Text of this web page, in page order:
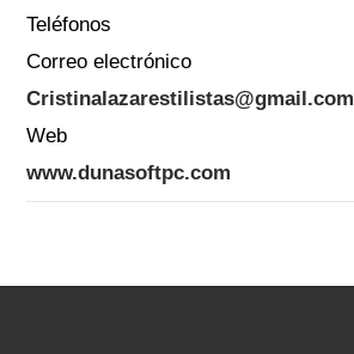
Teléfonos
Correo electrónico
Cristinalazarestilistas@gmail.com
Web
www.dunasoftpc.com